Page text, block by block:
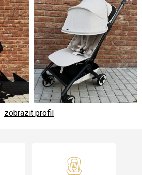
zobrazit profil